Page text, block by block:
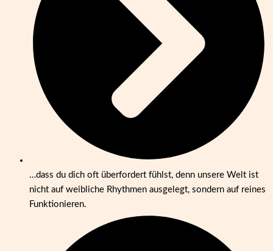
…dass du dich oft überfordert fühlst, denn unsere Welt ist
nicht auf weibliche Rhythmen ausgelegt, sondern auf reines
Funktionieren.